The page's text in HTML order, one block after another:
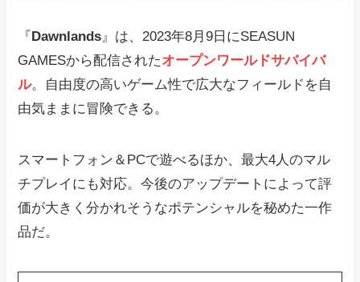
『Dawnlands』は、2023年8月9日にSEASUN
GAMESから配信されたオープンワールドサバイバ
ル。自由度の高いゲーム性で広大なフィールドを自
由気ままに冒険できる。
スマートフォン＆PCで遊べるほか、最大4人のマル
チプレイにも対応。今後のアップデートによって評
価が大きく分かれそうなポテンシャルを秘めた一作
品だ。